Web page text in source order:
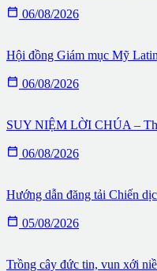
 06/08/2026
Hội đồng Giám mục Mỹ
 06/08/2026
SUY NIỆM LỜI CHÚA –
 06/08/2026
Hướng dẫn đăng tải Chiến
 05/08/2026
Trồng cây đức tin, vun xới